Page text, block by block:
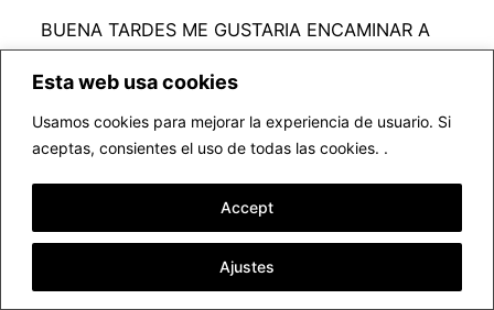
Esta web usa cookies
Usamos cookies para mejorar la experiencia de usuario. Si
aceptas, consientes el uso de todas las cookies. .
Ajustes
Accept
BUENA TARDES ME GUSTARIA ENCAMINAR A
MIS HIJAS EN EL MODELAJE SON GEMELAS
TIENEN 14 AÑOS MIDEL 174 M SON MUY
LINDAS LES DEJO MIS DATOS GRACIAS DE
ANTEMANO
agosto 2, 2016